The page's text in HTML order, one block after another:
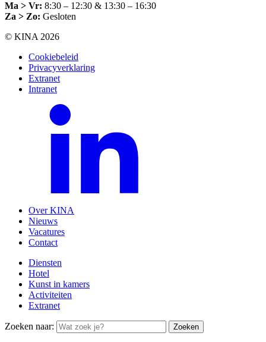
Ma > Vr: 8:30 – 12:30 & 13:30 – 16:30
Za > Zo: Gesloten
© KINA 2026
Cookiebeleid
Privacyverklaring
Extranet
Intranet
Over KINA
Nieuws
Vacatures
Contact
Diensten
Hotel
Kunst in kamers
Activiteiten
Extranet
Zoeken naar: